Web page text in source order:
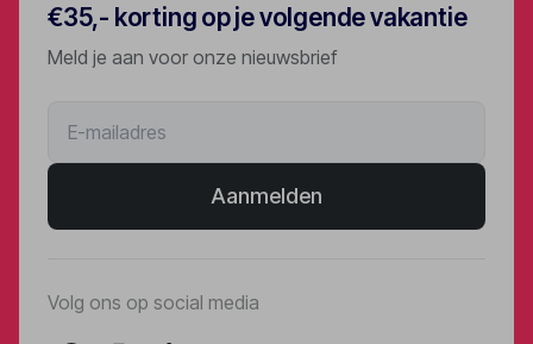
€35,- korting op je volgende vakantie
Meld je aan voor onze nieuwsbrief
Aanmelden
Volg ons op social media